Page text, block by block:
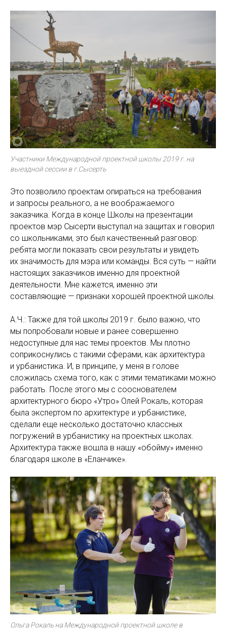
Участники Международной проектной школы 2019 г. на
выездной сессии в г.Сысерть
Это позволило проектам опираться на требования
и запросы реального, а не воображаемого
заказчика. Когда в конце Школы на презентации
проектов мэр Сысерти выступал на защитах и говорил
со школьниками, это был качественный разговор:
ребята могли показать свои результаты и увидеть
их значимость для мэра или команды. Вся суть — найти
настоящих заказчиков именно для проектной
деятельности. Мне кажется, именно эти
составляющие — признаки хорошей проектной школы.
А.Ч.: Также для той школы 2019 г. было важно, что
мы попробовали новые и ранее совершенно
недоступные для нас темы проектов. Мы плотно
соприкоснулись с такими сферами, как архитектура
и урбанистика. И, в принципе, у меня в голове
сложилась схема того, как с этими тематиками можно
работать. После этого мы с сооснователем
архитектурного бюро «Утро» Олей Рокаль, которая
была экспертом по архитектуре и урбанистике,
сделали еще несколько достаточно классных
погружений в урбанистику на проектных школах.
Архитектура также вошла в нашу «обойму» именно
благодаря школе в «Еланчике».
Ольга Рокаль на Международной проектной школе в